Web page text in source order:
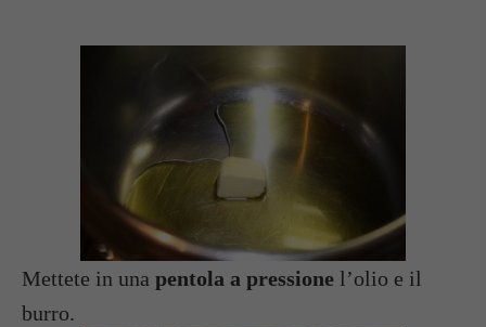
Mettete in una pentola a pressione l’olio e il
burro.